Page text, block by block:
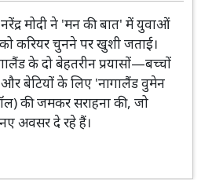
नरेंद्र मोदी ने 'मन की बात' में युवाओं
को करियर चुनने पर खुशी जताई।
के दो बेहतरीन प्रयासों—बच्चों
बेटियों के लिए 'नागालैंड वुमेन
की जमकर सराहना की, जो
अवसर दे रहे हैं।